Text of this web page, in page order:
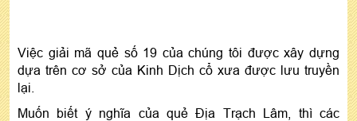
Việc giải mã quẻ số 19 của chúng tôi được xây dựng
dựa trên cơ sở của Kinh Dịch cổ xưa được lưu truyền
lại.
Muốn biết ý nghĩa của quẻ Địa Trạch Lâm, thì các